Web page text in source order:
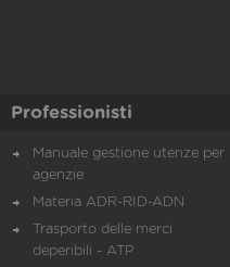
Professionisti
Manuale gestione utenze per
agenzie
Materia ADR-RID-ADN
Trasporto delle merci
deperibili - ATP